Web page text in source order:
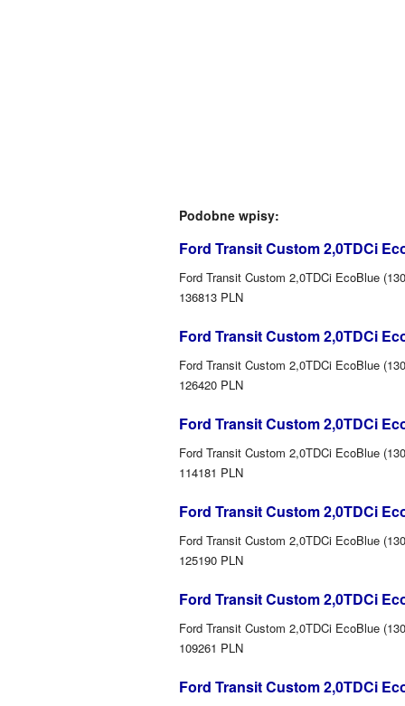
Podobne wpisy:
Ford Transit Custom 2,0TDCi
Ford Transit Custom 2,0TDCi EcoBlue
136813 PLN
Ford Transit Custom 2,0TDCi
Ford Transit Custom 2,0TDCi EcoBlue
126420 PLN
Ford Transit Custom 2,0TDCi
Ford Transit Custom 2,0TDCi EcoBlue
114181 PLN
Ford Transit Custom 2,0TDCi
Ford Transit Custom 2,0TDCi EcoBlue
125190 PLN
Ford Transit Custom 2,0TDCi
Ford Transit Custom 2,0TDCi EcoBlue
109261 PLN
Ford Transit Custom 2,0TDCi